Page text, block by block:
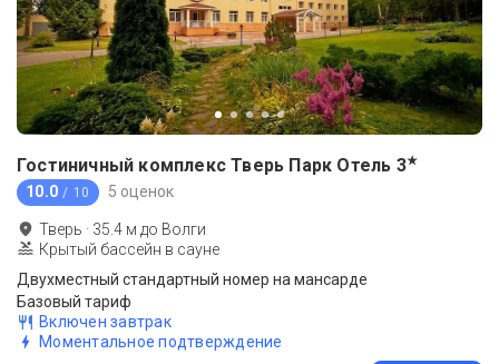
Гостиничный комплекс Тверь Парк Отель 3★
10.0 / 10 5 оценок
Тверь · 35.4 м до Волги
Крытый бассейн в сауне
Двухместный стандартный номер на мансарде
Базовый тариф
Включен завтрак
Моментальное подтверждение